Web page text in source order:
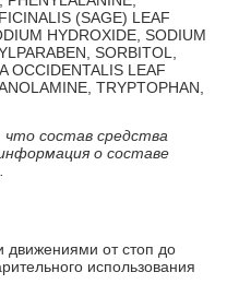
(SAGE) LEAF
HYDROXIDE, SODIUM
SORBITOL,
OCCIDENTALIS LEAF
TRYPTOPHAN,
состав средства
о составе
от стоп до
использования